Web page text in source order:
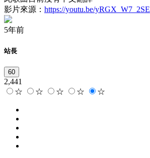
影片來源： https://youtu.be/yRGX_W7_2SE
5年前
站長
60
2,441
☆
☆ ☆ ☆ ☆